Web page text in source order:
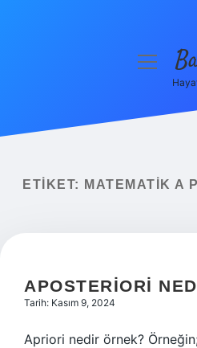
Yasal Uyarı
menüyü
ETIKET: MATEMATIK A
APOSTERIORI
Tarih: Kasım 9, 2024
Apriori nedir örnek?